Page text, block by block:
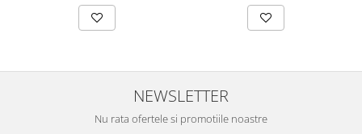
Racord flexibil din inox
Racord flexibil cu invelis dinNEWSLETTER
Nu rata ofertele si promotiile noastre